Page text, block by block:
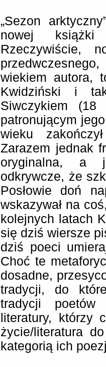
„Sezon
nowej książki
Rzeczywiście,
wiekiem autora,
Kwidziński i
Siwczykiem
patronującym
wieku
Zarazem jednak
oryginalna, a
odkrywcze, że
Posłowie doń
wskazywał na
kolejnych latach
się dziś wiersze
dziś poeci
Choć te
dosadne,
tradycji, do
tradycji poetów
literatury, którzy
życie/literatura
kategorią ich